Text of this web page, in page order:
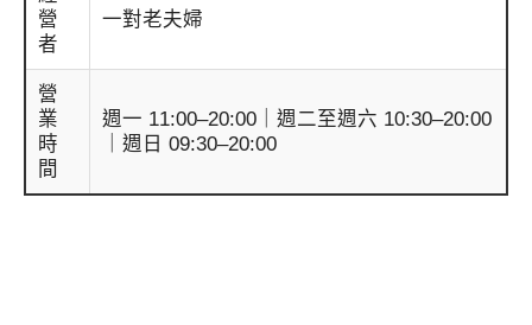
營
者
一對老夫婦
營
業
時
間
週一 11:00–20:00｜週二至週六 10:30–20:00
｜週日 09:30–20:00